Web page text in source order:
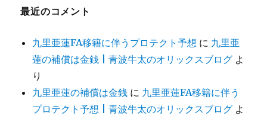
最近のコメント
九里亜蓮FA移籍に伴うプロテクト予想 に 九里亜
蓮の補償は金銭 | 青波牛太のオリックスブログ よ
り
九里亜蓮の補償は金銭 に 九里亜蓮FA移籍に伴う
プロテクト予想 | 青波牛太のオリックスブログ よ